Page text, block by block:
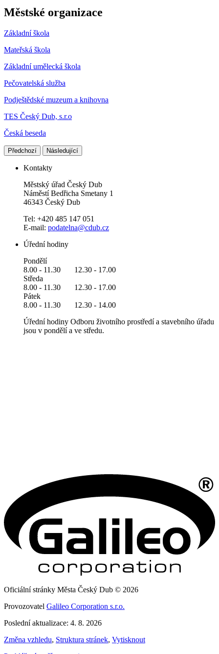
Městské organizace
Základní škola
Mateřská škola
Základní umělecká škola
Pečovatelská služba
Podještědské muzeum a knihovna
TES Český Dub, s.r.o
Česká beseda
Předchozí Následující
Kontakty
Městský úřad Český Dub
Náměstí Bedřicha Smetany 1
46343 Český Dub
Tel: +420 485 147 051
E-mail: podatelna@cdub.cz
Úřední hodiny
Pondělí
8.00 - 11.30 12.30 - 17.00
Středa
8.00 - 11.30 12.30 - 17.00
Pátek
8.00 - 11.30 12.30 - 14.00
Úřední hodiny Odboru životního prostředí a stavebního úřadu
jsou v pondělí a ve středu.
Oficiální stránky Města Český Dub © 2026
Provozovatel Galileo Corporation s.r.o.
Poslední aktualizace: 4. 8. 2026
Změna vzhledu, Struktura stránek, Vytisknout